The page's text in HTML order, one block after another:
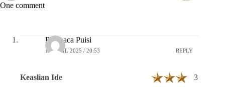
One comment
Pembaca Puisi
16 APRIL 2025 / 20:53 REPLY
Keaslian Ide 3